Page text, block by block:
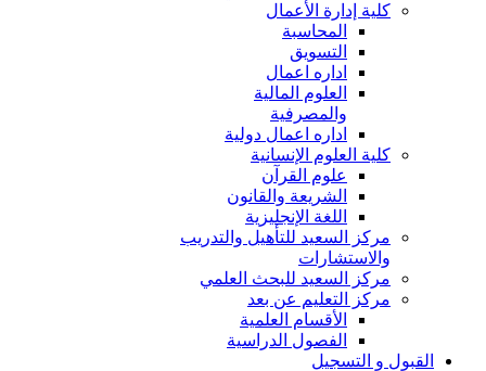
كلية إدارة الأعمال
المحاسبة
التسويق
اداره اعمال
العلوم المالية
والمصرفية
اداره اعمال دولية
كلية العلوم الإنسانية
علوم القرآن
الشريعة والقانون
اللغة الإنجليزية
مركز السعيد للتأهيل والتدريب
والاستشارات
مركز السعيد للبحث العلمي
مركز التعليم عن بعد
الأقسام العلمية
الفصول الدراسية
القبول و التسجيل